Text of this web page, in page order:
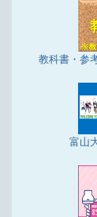
教科書・参
富山